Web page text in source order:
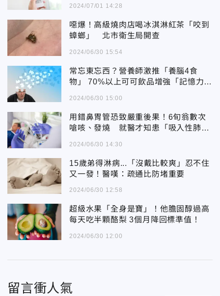
2024/07/01 14:28
噁爆！高級燒肉店喝冰淇淋紅茶「咬到
蟑螂」 北市衛生局開查
2024/06/30 15:54
常忘東忘西？營養師激推「養腦4食
物」 70%以上可可飲品增強「記憶力、
2024/06/30 15:00
用錯鼻胃管恐致嚴重後果！6旬翁數次
嗆咳、發燒 就醫才知患「吸入性肺
2024/06/30 14:30
15歲弟得淋病...「沒戴比較爽」忍不住
又一發！醫嘆：疏通比防堵重要
2024/06/30 12:58
超級水果「全身是寶」！他膽固醇過高
每天吃半顆酪梨 3個月降回標準值！
2024/06/30 12:00
留言衝人氣